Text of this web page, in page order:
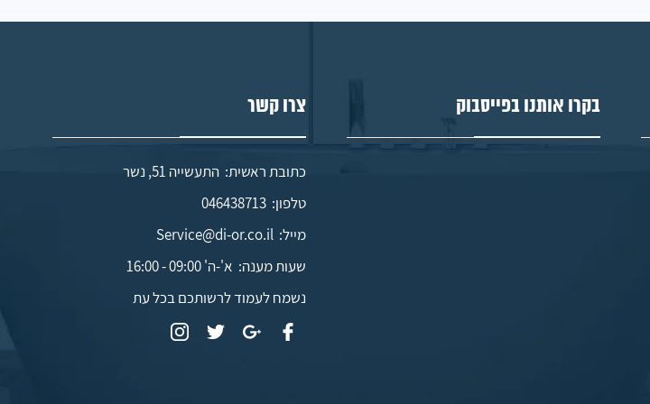
בקרו אותנו בפייסבוק צרו קשר
כתובת ראשית: התעשייה 51, נשר
טלפון: 046438713
מייל: Service@di-or.co.il
שעות מענה: א'-ה' 09:00 - 16:00
נשמח לעמוד לרשותכם בכל עת